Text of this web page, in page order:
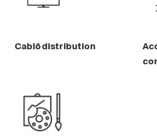
Cablôdistribution